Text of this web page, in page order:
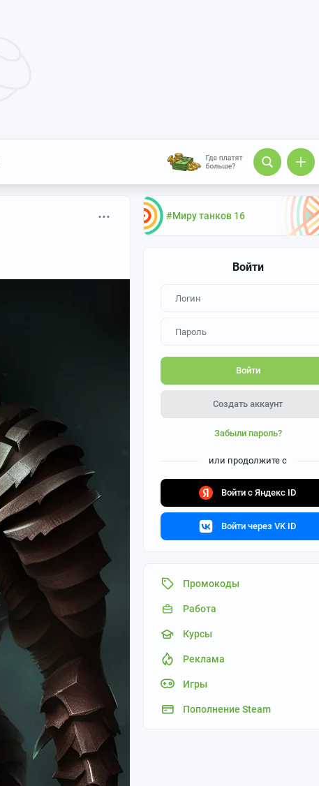
#Миру танков 16
Войти
Войти
Создать аккаунт
Забыли пароль?
или продолжите с
Войти с Яндекс ID
Войти через VK ID
Промокоды
Работа
Курсы
Реклама
Игры
Пополнение Steam